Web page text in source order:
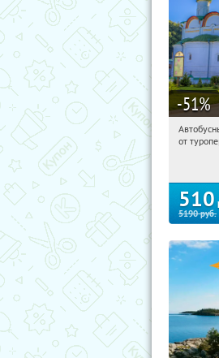
-51%
от
510
5190руб.